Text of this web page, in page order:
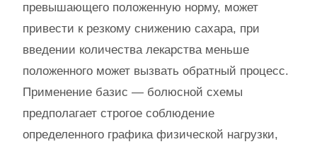
превышающего положенную норму, может
привести к резкому снижению сахара, при
введении количества лекарства меньше
положенного может вызвать обратный процесс.
Применение базис — болюсной схемы
предполагает строгое соблюдение
определенного графика физической нагрузки,